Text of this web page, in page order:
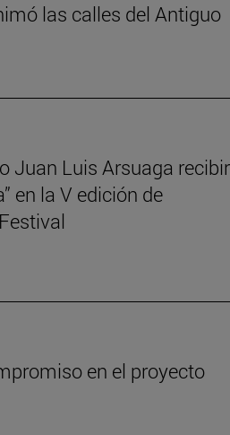
las calles del Antiguo
Juan Luis Arsuaga
en la V edición de
en el proyecto